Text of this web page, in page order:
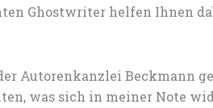
Ghostwriter helfen Ihnen
Autorenkanzlei Beckmann
was sich in meiner Note